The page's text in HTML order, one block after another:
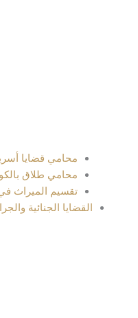
محامي قضايا
محامي طلاق
تقسيم الميراث
القضايا الجنائية